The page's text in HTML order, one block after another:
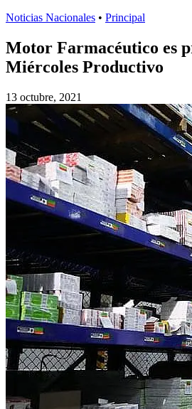
Noticias Nacionales • Principal
Motor Farmacéutico es
Miércoles Productivo
13 octubre, 2021